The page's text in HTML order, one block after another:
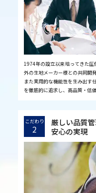
1974年の設立以来培ってきた
外の生地メーカー様との共同開
また実用的な機能性を生み出す
を徹底的に追求し、高品質・低
こだわり
2
厳しい品質
安心の実現